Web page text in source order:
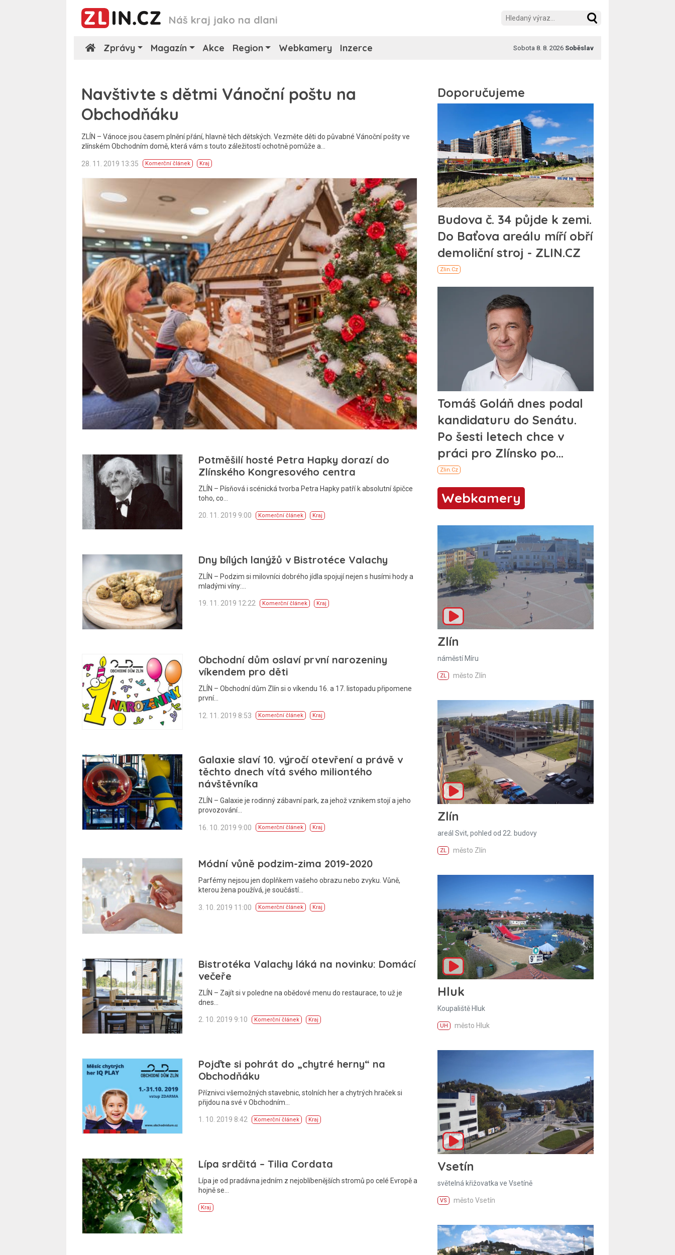
Náš kraj jako na dlani
Zprávy Magazín Akce Region Webkamery Inzerce Sobota 8. 8. 2026 Soběslav
Navštivte s dětmi Vánoční poštu na
Obchodňáku
ZLÍN – Vánoce jsou časem plnění přání, hlavně těch dětských. Vezměte děti do půvabné Vánoční pošty ve
zlínském Obchodním domě, která vám s touto záležitostí ochotně pomůže a…
28. 11. 2019 13:35 Komerční článek Kraj
Potměšilí hosté Petra Hapky dorazí do
Zlínského Kongresového centra
ZLÍN – Písňová i scénická tvorba Petra Hapky patří k absolutní špičce
toho, co…
20. 11. 2019 9:00 Komerční článek Kraj
Dny bílých lanýžů v Bistrotéce Valachy
ZLÍN – Podzim si milovníci dobrého jídla spojují nejen s husími hody a
mladými víny:…
19. 11. 2019 12:22 Komerční článek Kraj
Obchodní dům oslaví první narozeniny
víkendem pro děti
ZLÍN – Obchodní dům Zlín si o víkendu 16. a 17. listopadu připomene
první…
12. 11. 2019 8:53 Komerční článek Kraj
Galaxie slaví 10. výročí otevření a právě v
těchto dnech vítá svého miliontého
návštěvníka
ZLÍN – Galaxie je rodinný zábavní park, za jehož vznikem stojí a jeho
provozování…
16. 10. 2019 9:00 Komerční článek Kraj
Módní vůně podzim-zima 2019-2020
Parfémy nejsou jen doplňkem vašeho obrazu nebo zvyku. Vůně,
kterou žena používá, je součástí…
3. 10. 2019 11:00 Komerční článek Kraj
Bistrotéka Valachy láká na novinku: Domácí
večeře
ZLÍN – Zajít si v poledne na obědové menu do restaurace, to už je
dnes…
2. 10. 2019 9:10 Komerční článek Kraj
Pojďte si pohrát do „chytré herny“ na
Obchodňáku
Příznivci všemožných stavebnic, stolních her a chytrých hraček si
přijdou na své v Obchodním…
1. 10. 2019 8:42 Komerční článek Kraj
Lípa srdčitá – Tilia Cordata
Lípa je od pradávna jedním z nejoblíbenějších stromů po celé Evropě a
hojně se…
Kraj
Webkamery
Zlín
náměstí Míru
ZL město Zlín
Zlín
areál Svit, pohled od 22. budovy
ZL město Zlín
Hluk
Koupaliště Hluk
UH město Hluk
Vsetín
světelná křižovatka ve Vsetíně
VS město Vsetín